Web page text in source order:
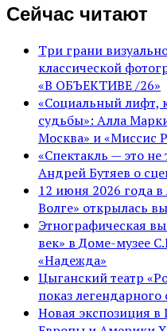
Сейчас читают
Три грани
классической
«В ОБЪЕКТИВЕ /26»
«Социальный лифт,
судьбы»: Алла
Москва» и «Миссис
«Спектакль — это
Андрей Бутяев о
12 июня 2026 года в
Волге» открылась
Этнографическая
век» в Доме-музее
«Надежда»
Цыганский театр
показ легендарного
Новая экспозиция в